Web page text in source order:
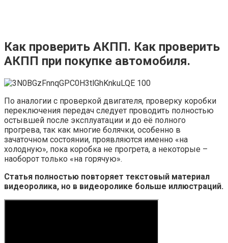
Как проверить АКПП. Как проверить
АКПП при покупке автомобиля.
По аналогии с проверкой двигателя, проверку коробки
переключения передач следует проводить полностью
остывшей после эксплуатации и до её полного
прогрева, так как многие болячки, особенно в
зачаточном состоянии, проявляются именно «на
холодную», пока коробка не прогрета, а некоторые –
наоборот только «на горячую».
Статья полностью повторяет текстовый материал
видеоролика, но в видеоролике больше иллюстраций.